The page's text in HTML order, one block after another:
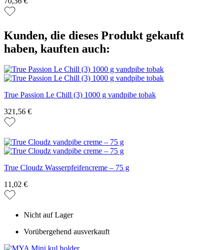
Kunden, die dieses Produkt gekauft
haben, kauften auch:
True Passion Le Chill (3) 1000 g vandpibe tobak
321,56 €
True Cloudz Wasserpfeifencreme – 75 g
11,02 €
Nicht auf Lager
Vorübergehend ausverkauft